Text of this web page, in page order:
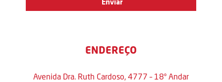
ENDEREÇO
Avenida Dra. Ruth Cardoso, 4777 – 18º Andar